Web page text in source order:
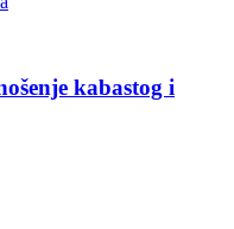
kabastog i